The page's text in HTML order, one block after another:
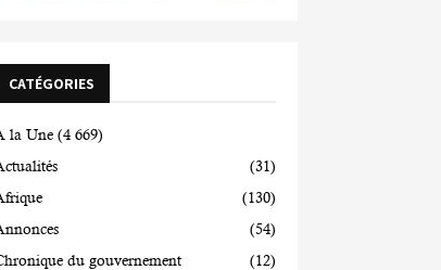
CATÉGORIES
la Une (4 669)
(31)
(130)
(54)
du gouvernement
(12)